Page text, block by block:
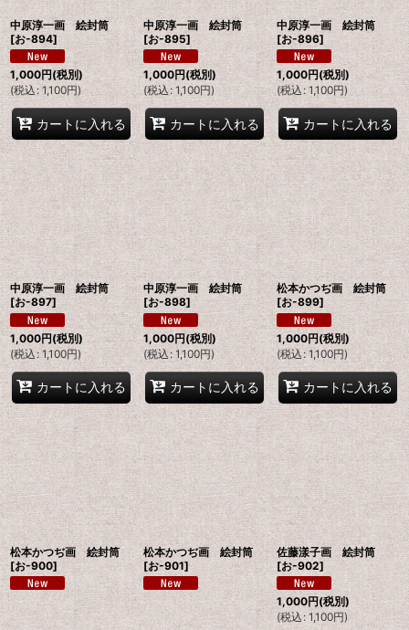
中原淳一画 絵封筒
[お-894]
1,000円(税別)
(税込: 1,100円)
カートに入れる
中原淳一画 絵封筒
[お-895]
1,000円(税別)
(税込 : 1,100円)
カートに入れる
中原淳一画 絵封筒
[お-896]
1,000円(税別)
(税込 : 1,100円)
カートに入れる
中原淳一画 絵封筒
[お-897]
1,000円(税別)
(税込 : 1,100円)
カートに入れる
中原淳一画 絵封筒
[お-898]
1,000円(税別)
(税込: 1,100円)
カートに入れる
松本かつぢ画 絵封筒
[お-899]
1,000円(税別)
(税込 : 1,100円)
カートに入れる
松本かつぢ画 絵封筒
[お-900]
松本かつぢ画 絵封筒
[お-901]
佐藤漾子画 絵封筒
[お-902]
1,000円(税別)
(税込 : 1,100円)